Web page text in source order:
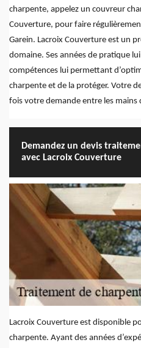
charpente, appelez un couvreur
Couverture, pour faire
Garein. Lacroix Couverture est un
domaine. Ses années de pratique
compétences lui permettant
charpente et de la protéger. Votre
fois votre demande entre les mains
Demandez un devis
avec Lacroix Couverture
Lacroix Couverture est disponible
charpente. Ayant des années